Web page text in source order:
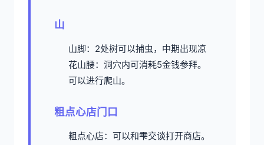
山
山脚：2处树可以捕虫，中期出现凉
花山腰：洞穴内可消耗5金钱参拜。
可以进行爬山。
粗点心店门口
粗点心店：可以和雫交谈打开商店。